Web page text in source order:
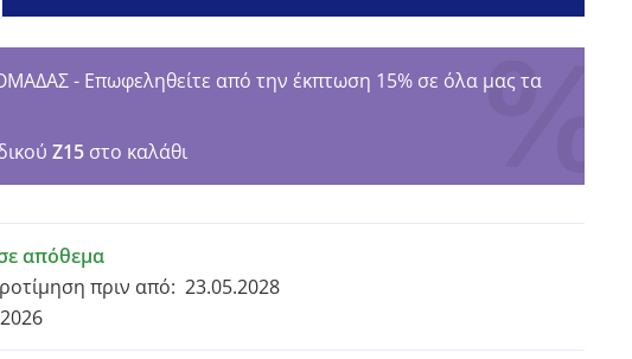
- Επωφεληθείτε από την έκπτωση 15% σε όλα μας τα
Z15στο καλάθι
απόθεμα
πριν από: 23.05.2028